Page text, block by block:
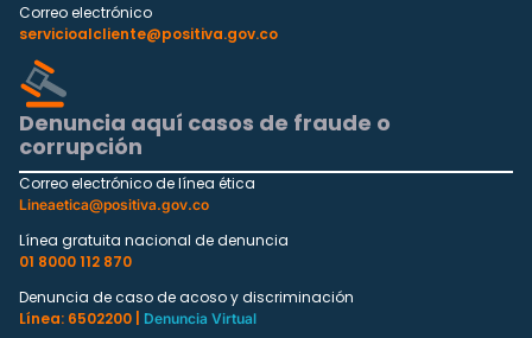
Correo electrónico
servicioalcliente@positiva.gov.co
Denuncia aquí casos de fraude o
corrupción
Correo electrónico de línea ética
Lineaetica@positiva.gov.co
Línea gratuita nacional de denuncia
01 8000 112 870
Denuncia de caso de acoso y discriminación
Línea: 6502200 |
Denuncia Virtual